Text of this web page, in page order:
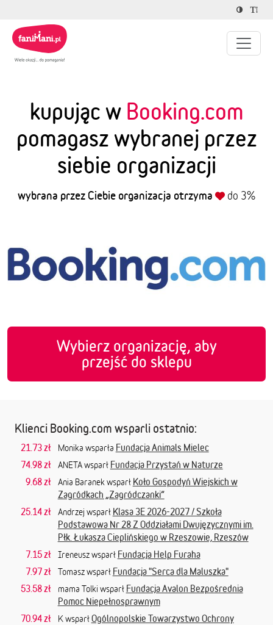
kupując w Booking.com
pomagasz wybranej przez
siebie organizacji
wybrana przez Ciebie organizacja otrzyma do 3%
Wybierz organizację, aby
przejść do sklepu
Klienci Booking.com wsparli ostatnio:
21.73 zł Monika wsparła Fundacja Animals Mielec
74.98 zł
ANETA wsparł Fundacja Przystań w Naturze
9.68 zł
Ania Baranek wsparł Koło Gospodyń Wiejskich w
Zagródkach „Zagródczanki”
25.14 zł
Andrzej wsparł Klasa 3E 2026-2027 / Szkoła
Podstawowa Nr 28 Z Oddziałami Dwujęzycznymi im.
Płk. Łukasza Cieplińskiego w Rzeszowie, Rzeszów
7.15 zł
Ireneusz wsparł Fundacja Help Furaha
7.97 zł
Tomasz wsparł Fundacja "Serca dla Maluszka"
53.58 zł
mama Tolki wsparł Fundacja Avalon Bezpośrednia
Pomoc Niepełnosprawnym
70.94 zł
K wsparłOgólnopolskie Towarzystwo Ochrony